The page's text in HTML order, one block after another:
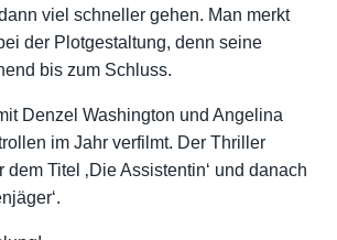
viel schneller gehen. Man merkt
der Plotgestaltung, denn seine
bis zum Schluss.
Denzel Washington und Angelina
im Jahr verfilmt. Der Thriller
Titel ‚Die Assistentin‘ und danach